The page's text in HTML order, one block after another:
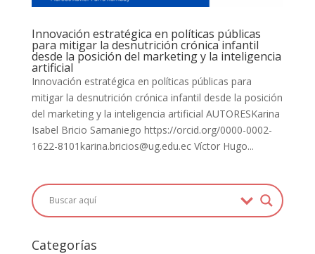
Innovación estratégica en políticas públicas
para mitigar la desnutrición crónica infantil
desde la posición del marketing y la inteligencia
artificial
Innovación estratégica en políticas públicas para
mitigar la desnutrición crónica infantil desde la posición
del marketing y la inteligencia artificial AUTORESKarina
Isabel Bricio Samaniego https://orcid.org/0000-0002-
1622-8101karina.bricios@ug.edu.ec Víctor Hugo...
Categorías